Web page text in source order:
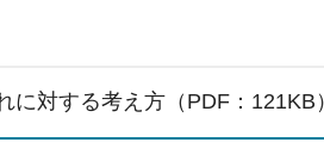
に対する考え方（PDF：121KB